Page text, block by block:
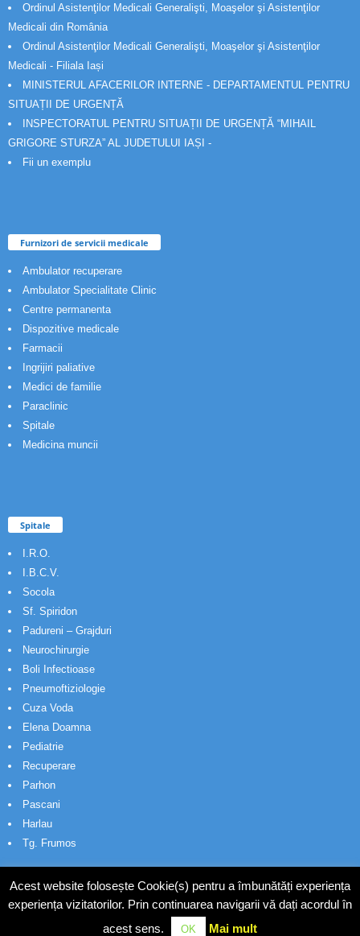
Ordinul Asistenţilor Medicali Generalişti, Moaşelor şi Asistenţilor
Medicali din România
Ordinul Asistenţilor Medicali Generalişti, Moaşelor şi Asistenţilor
Medicali - Filiala Iași
MINISTERUL AFACERILOR INTERNE - DEPARTAMENTUL PENTRU
SITUAȚII DE URGENȚĂ
INSPECTORATUL PENTRU SITUAȚII DE URGENȚĂ “MIHAIL
GRIGORE STURZA” AL JUDETULUI IAȘI -
Fii un exemplu
Furnizori de servicii medicale
Ambulator recuperare
Ambulator Specialitate Clinic
Centre permanenta
Dispozitive medicale
Farmacii
Ingrijiri paliative
Medici de familie
Paraclinic
Spitale
Medicina muncii
Spitale
I.R.O.
I.B.C.V.
Socola
Sf. Spiridon
Padureni – Grajduri
Neurochirurgie
Boli Infectioase
Pneumoftiziologie
Cuza Voda
Elena Doamna
Pediatrie
Recuperare
Parhon
Pascani
Harlau
Tg. Frumos
© Wakatech
Acest website folosește Cookie(s) pentru a îmbunătăți experiența
experiența vizitatorilor. Prin continuarea navigarii vă dați acordul în
acest sens.
OK Mai mult